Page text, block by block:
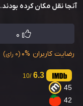
آنجا نقل مکان کرده بودند.
0
رضایت کاربران 0% (0 رای)
6.3
/10
45
42